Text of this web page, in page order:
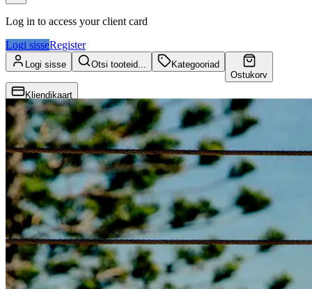
Log in to access your client card
Logi sisseRegister
Logi sisse Otsi tooteid...
Kategooriad
Ostukorv
Kliendikaart